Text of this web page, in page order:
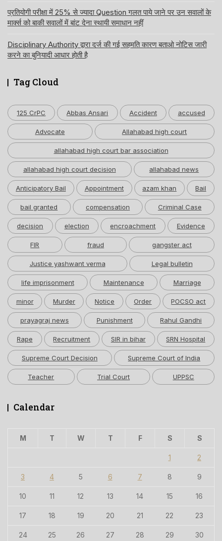
प्रतियोगी परीक्षा में 25% से ज्यादा Question गलत पाये जाने पर उन सवालों के
मार्क्स को बाकी सवालों में बांट देना स्थायी समाधान नहीं
Disciplinary Authority द्वारा दर्ज की गई सहमति कारण बताओ नोटिस जारी
करने का बुनियादी आधार होती है
Tag Cloud
125 CrPC Abbas Ansari Accident accused
Advocate Allahabad high court
allahabad high court bar association
allahabad high court decision allahabad news
Anticipatory Bail Appointment azam khan Bail
bail granted compensation Criminal Case
decision election encroachment Evidence
FIR fraud gangster act
Justice yashwant verma Legal bulletin
life imprisonment Maintenance Marriage
minor Murder Notice Order POCSO act
prayagraj news Punishment Rahul Gandhi
Rape Recruitment SIR in bihar SRN Hospital
Supreme Court Decision Supreme Court of India
Teacher Trial Court UPPSC
Calendar
M T W T F S S
1 2
3 4 5 6 7 8 9
10 11 12 13 14 15 16
17 18 19 20 21 22 23
24 25 26 27 28 29 30